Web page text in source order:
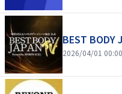
BEST BODY
2026/04/01 00:00